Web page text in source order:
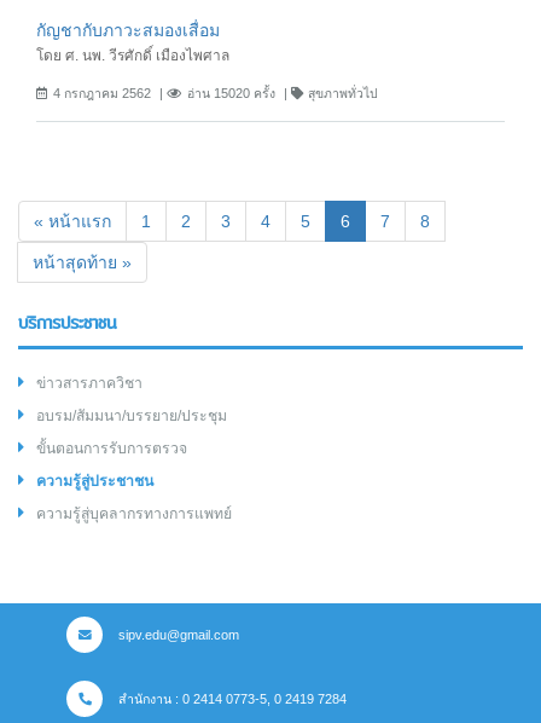
กัญชากับภาวะสมองเสื่อม
โดย ศ. นพ. วีรศักดิ์ เมืองไพศาล
4 กรกฎาคม 2562 อ่าน 15020 ครั้ง สุขภาพทั่วไป
« หน้าแรก 1 2 3 4 5 6 (current)
7 8
หน้าสุดท้าย »
บริการประชาชน
ข่าวสารภาควิชา
อบรม/สัมมนา/บรรยาย/ประชุม
ขั้นตอนการรับการตรวจ
ความรู้สู่ประชาชน
ความรู้สู่บุคลากรทางการแพทย์
sipv.edu@gmail.com
สำนักงาน : 0 2414 0773-5, 0 2419 7284